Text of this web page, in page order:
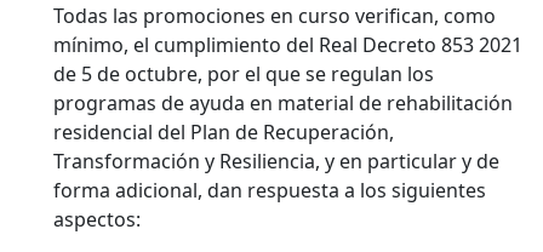
Todas las promociones en curso verifican, como
mínimo, el cumplimiento del Real Decreto 853 2021
de 5 de octubre, por el que se regulan los
programas de ayuda en material de rehabilitación
residencial del Plan de Recuperación,
Transformación y Resiliencia, y en particular y de
forma adicional, dan respuesta a los siguientes
aspectos: